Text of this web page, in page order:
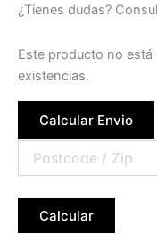
¿Tienes dudas?
Este producto no
existencias.
Calcular Envio
Calcular